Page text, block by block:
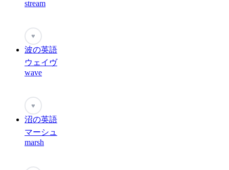
stream
♥
波の英語
ウェイヴ
wave
♥
沼の英語
マーシュ
marsh